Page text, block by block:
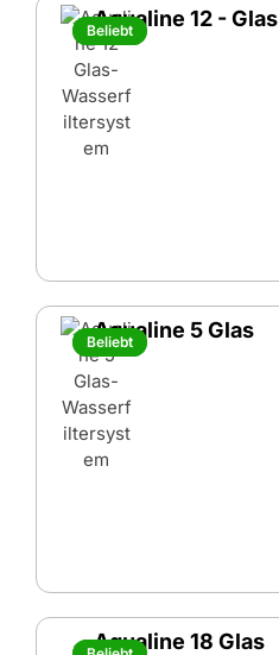
Beliebt
Beliebt
Aqualine 12 - Glas
Beliebt
Beliebt
Aqualine 5 Glas
Aqualine 18 Glas